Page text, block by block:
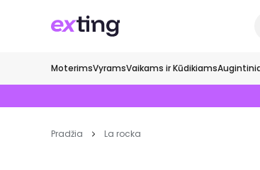
MoterimsVyramsVaikams ir Kūdikiams
Pradžia La rocka